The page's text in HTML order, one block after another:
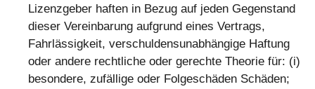
Lizenzgeber haften in Bezug auf jeden Gegenstand
dieser Vereinbarung aufgrund eines Vertrags,
Fahrlässigkeit, verschuldensunabhängige Haftung
oder andere rechtliche oder gerechte Theorie für: (i)
besondere, zufällige oder Folgeschäden Schäden;